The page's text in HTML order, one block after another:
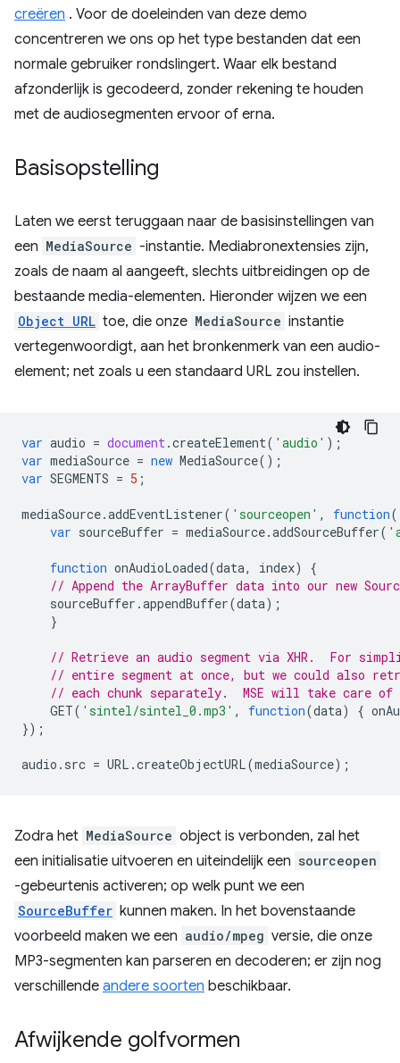
creëren . Voor de doeleinden van deze demo
concentreren we ons op het type bestanden dat een
normale gebruiker rondslingert. Waar elk bestand
afzonderlijk is gecodeerd, zonder rekening te houden
met de audiosegmenten ervoor of erna.
Basisopstelling
Laten we eerst teruggaan naar de basisinstellingen van
een MediaSource -instantie. Mediabronextensies zijn,
zoals de naam al aangeeft, slechts uitbreidingen op de
bestaande media-elementen. Hieronder wijzen we een
Object URL toe, die onze MediaSource instantie
vertegenwoordigt, aan het bronkenmerk van een audio-
element; net zoals u een standaard URL zou instellen.
var audio = document.createElement( 'audio' );
var mediaSource = new MediaSource();
var SEGMENTS = 5 ;
mediaSource.addEventListener( 'sourceopen' , function
var sourceBuffer = mediaSource.addSourceBuffer(
function onAudioLoaded(data, index)
{
// Append the ArrayBuffer data into our new
sourceBuffer .appendBuffer(data);
}
// Retrieve an audio segment via XHR.  For
// entire segment at once, but we could also
// each chunk separately.  MSE will take care of
GET( 'sintel/sintel_0.mp3' , function(data) {
});
audio . src = URL .createObjectURL(mediaSource);
Zodra het MediaSource object is verbonden, zal het
een initialisatie uitvoeren en uiteindelijk een sourceopen
-gebeurtenis activeren; op welk punt we een
SourceBuffer kunnen maken. In het bovenstaande
voorbeeld maken we een audio/mpeg versie, die onze
MP3-segmenten kan parseren en decoderen; er zijn nog
verschillende andere soorten beschikbaar.
Afwijkende golfvormen